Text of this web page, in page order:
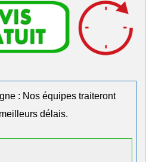
: Nos équipes traiteront
délais.